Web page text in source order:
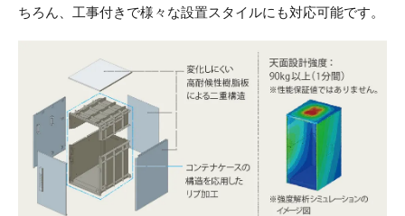
ちろん、工事付きで様々な設置スタイルにも対応可能です。